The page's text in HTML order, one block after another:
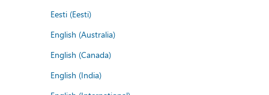
Eesti (Eesti)
English (Australia)
English (Canada)
English (India)